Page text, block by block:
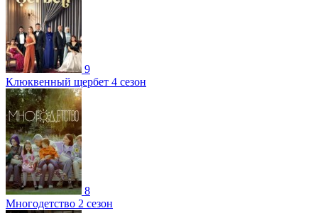
9
Клюквенный щербет 4 сезон
8
Многодетство 2 сезон